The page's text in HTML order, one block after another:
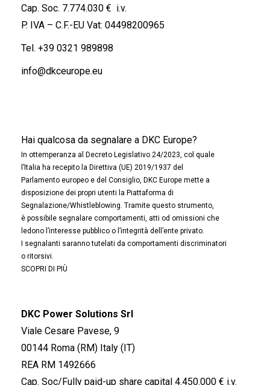
Cap. Soc. 7.774.030 € i.v.
P. IVA – C.F.-EU Vat: 04498200965
Tel. +39 0321 989898
info@dkceurope.eu
Hai qualcosa da segnalare a DKC Europe?
In ottemperanza al Decreto Legislativo 24/2023, col quale
l’Italia ha recepito la Direttiva (UE) 2019/1937 del
Parlamento europeo e del Consiglio, DKC Europe mette a
disposizione dei propri utenti la Piattaforma di
Segnalazione/Whistleblowing. Tramite questo strumento,
è possibile segnalare comportamenti, atti od omissioni che
ledono l’interesse pubblico o l’integrità dell’ente privato.
I segnalanti saranno tutelati da comportamenti discriminatori
o ritorsivi.
SCOPRI DI PIÙ
DKC Power Solutions Srl
Viale Cesare Pavese, 9
00144 Roma (RM) Italy (IT)
REA RM 1492666
Cap. Soc/Fully paid-up share capital 4.450.000 € i.v.